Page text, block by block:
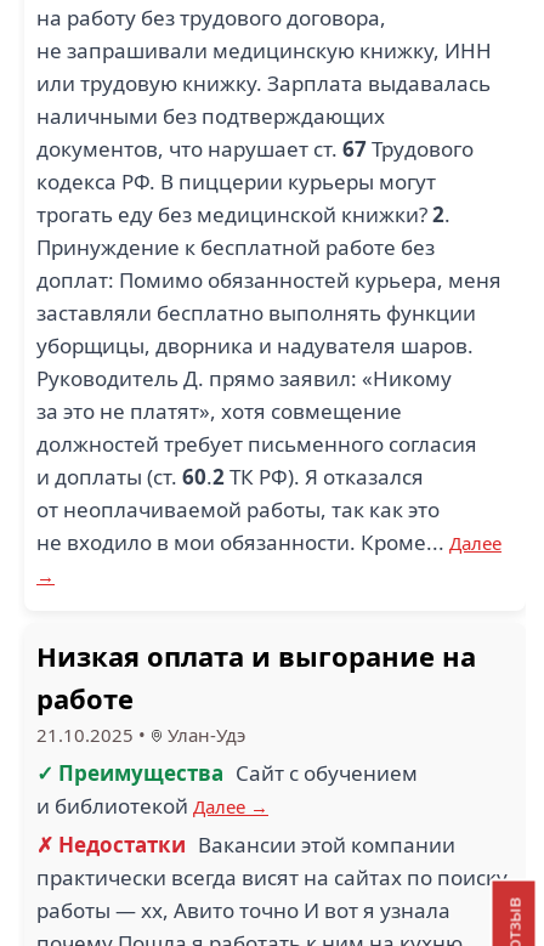
на работу без трудового договора,
не запрашивали медицинскую книжку, ИНН
или трудовую книжку. Зарплата выдавалась
наличными без подтверждающих
документов, что нарушает ст. 67Трудового
кодекса РФ. В пиццерии курьеры могут
трогать еду без медицинской книжки?2.
Принуждение к бесплатной работе без
доплат: Помимо обязанностей курьера, меня
заставляли бесплатно выполнять функции
уборщицы, дворника и надувателя шаров.
Руководитель Д. прямо заявил: «Никому
за это не платят», хотя совмещение
должностей требует письменного согласия
и доплаты (ст. 60.2ТК РФ). Я отказался
от неоплачиваемой работы, так как это
не входило в мои обязанности. Кроме... Далее
→
Низкая оплата и выгорание на
работе
21.10.2025 • Улан-Удэ
✓ Преимущества Сайт с обучением
и библиотекой Далее →
✗ Недостатки Вакансии этой компании
практически всегда висят на сайтах по поиску
работы — хх, Авито точно И вот я узнала